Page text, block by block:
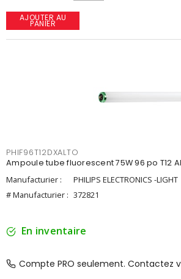
AJOUTER AU
PANIER
PHIF96T12DXALTO
Ampoule tube fluorescent 75W 96 po T12
Manufacturier :
PHILIPS ELECTRONICS -LIGHT
# Manufacturier : 372821
En inventaire
Compte PRO seulement. Contactez